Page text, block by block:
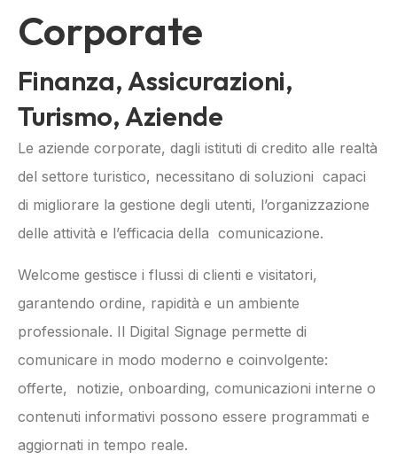
Corporate
Finanza, Assicurazioni,
Turismo, Aziende
Le aziende corporate, dagli istituti di credito alle realtà
del settore turistico, necessitano di soluzioni capaci
di migliorare la gestione degli utenti, l’organizzazione
delle attività e l’efficacia della comunicazione.
Welcome gestisce i flussi di clienti e visitatori,
garantendo ordine, rapidità e un ambiente
professionale. Il Digital Signage permette di
comunicare in modo moderno e coinvolgente:
offerte, notizie, onboarding, comunicazioni interne o
contenuti informativi possono essere programmati e
aggiornati in tempo reale.